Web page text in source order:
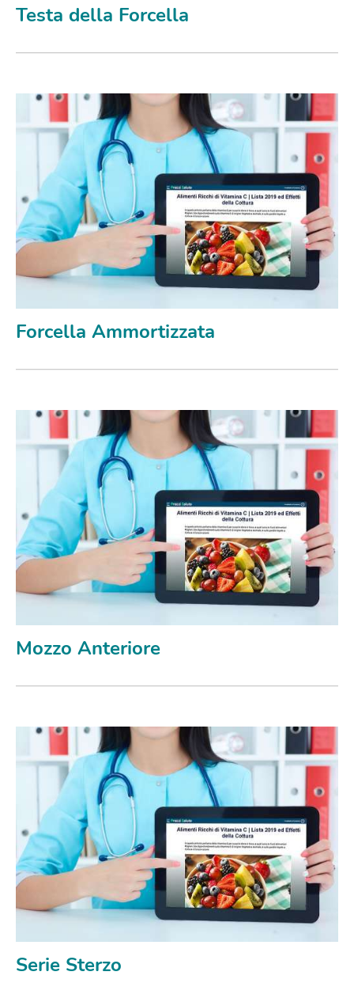
Testa della Forcella
Forcella Ammortizzata
Mozzo Anteriore
Serie Sterzo